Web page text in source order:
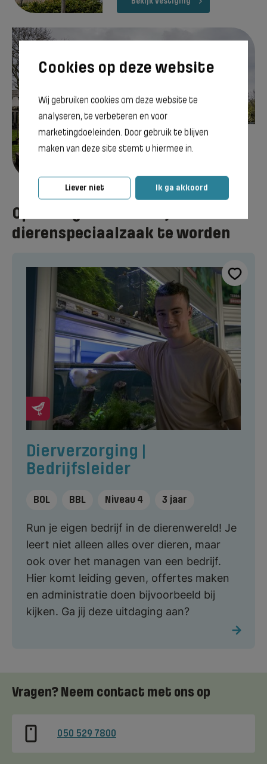
Wij gebruiken cookies om deze website te
analyseren, te verbeteren en voor
marketingdoeleinden. Door gebruik te blijven
maken van deze site stemt u hiermee in.
Liever niet Ik ga akkoord
Emmen
Opleidingen om Bedrijfsleider
dierenspeciaalzaak te worden
Dierverzorging |
Bedrijfsleider
BOL BBL Niveau 4 3 jaar
Run je eigen bedrijf in de dierenwereld! Je
leert niet alleen alles over dieren, maar
ook over het managen van een bedrijf.
Hier komt leiding geven, offertes maken
en administratie doen bijvoorbeeld bij
kijken. Ga jij deze uitdaging aan?
Vragen? Neem contact met ons op
050 529 7800